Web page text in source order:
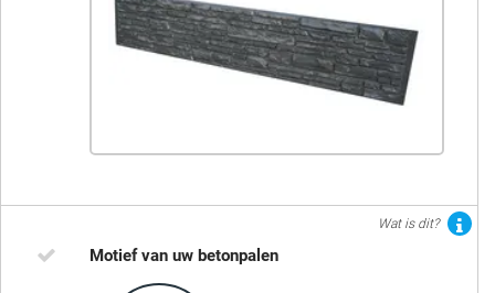
Wat is dit?
Motief van uw betonpalen